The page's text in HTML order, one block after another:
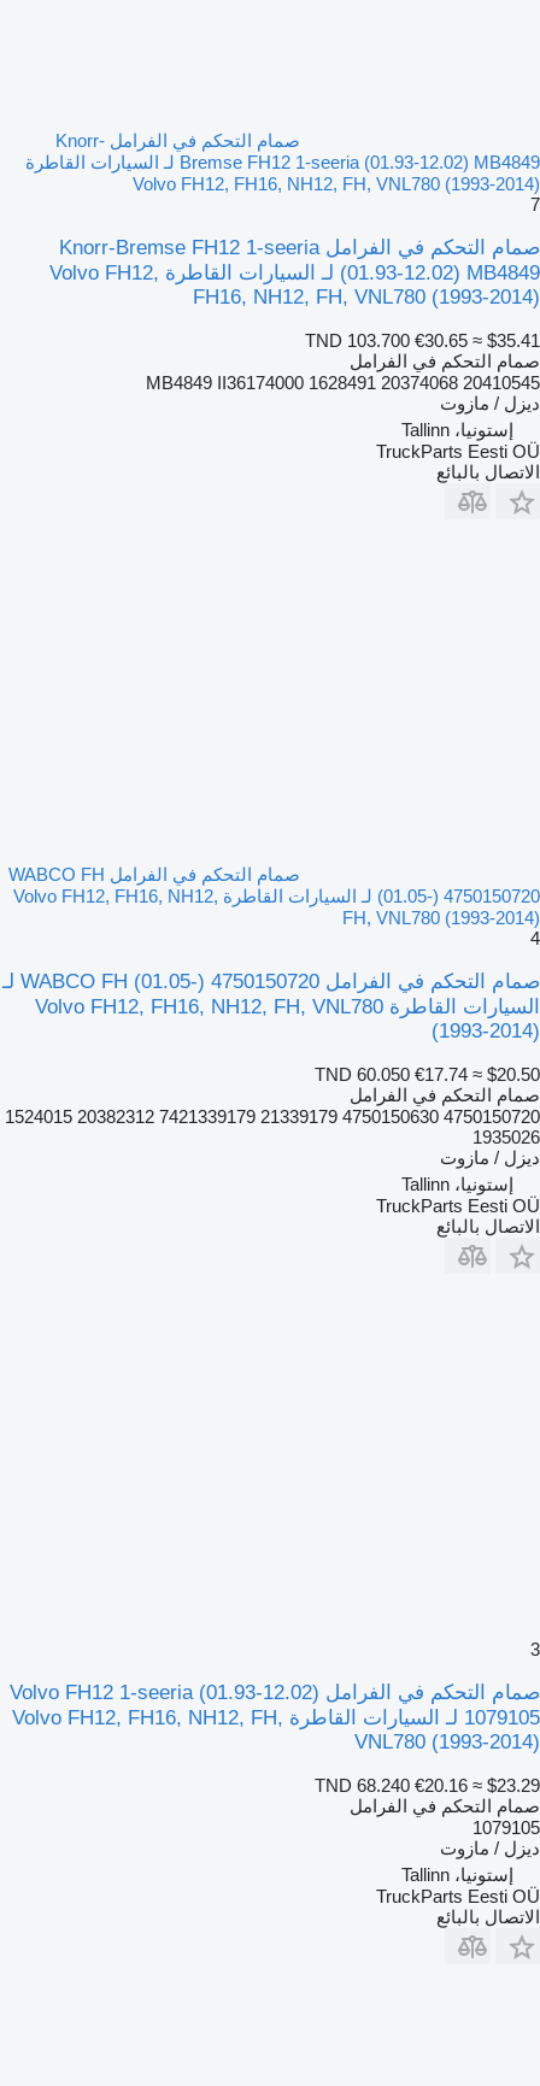
صمام التحكم في الفرامل Knorr-
Bremse FH12 1-seeria (01.93-12.02) MB4849 لـ السيارات القاطرة
Volvo FH12, FH16, NH12, FH, VNL780 (1993-2014)
7
صمام التحكم في الفرامل Knorr-Bremse FH12 1-seeria
(01.93-12.02) MB4849 لـ السيارات القاطرة Volvo FH12,
FH16, NH12, FH, VNL780 (1993-2014)
TND 103.700 €30.65 ≈ $35.41
صمام التحكم في الفرامل
MB4849 II36174000 1628491 20374068 20410545
ديزل / مازوت
إستونيا، Tallinn
TruckParts Eesti OÜ
الاتصال بالبائع
صمام التحكم في الفرامل WABCO FH
(01.05-) 4750150720 لـ السيارات القاطرة Volvo FH12, FH16, NH12,
FH, VNL780 (1993-2014)
4
صمام التحكم في الفرامل WABCO FH (01.05-) 4750150720 لـ
السيارات القاطرة Volvo FH12, FH16, NH12, FH, VNL780
(1993-2014)
TND 60.050 €17.74 ≈ $20.50
صمام التحكم في الفرامل
4750150720 4750150630 21339179 7421339179 20382312 1524015
1935026
ديزل / مازوت
إستونيا، Tallinn
TruckParts Eesti OÜ
الاتصال بالبائع
3
صمام التحكم في الفرامل Volvo FH12 1-seeria (01.93-12.02)
1079105 لـ السيارات القاطرة Volvo FH12, FH16, NH12, FH,
VNL780 (1993-2014)
TND 68.240 €20.16 ≈ $23.29
صمام التحكم في الفرامل
1079105
ديزل / مازوت
إستونيا، Tallinn
TruckParts Eesti OÜ
الاتصال بالبائع